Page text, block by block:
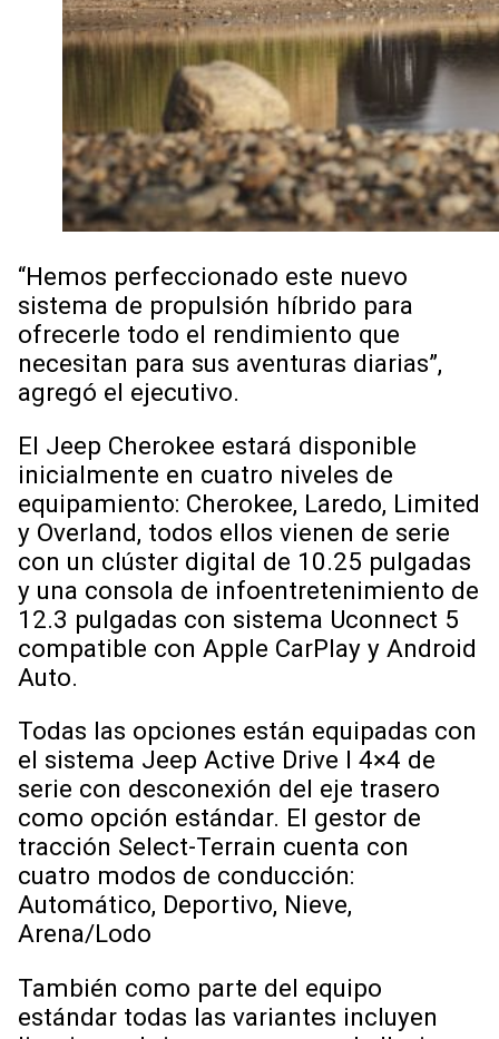
“Hemos perfeccionado este nuevo
sistema de propulsión híbrido para
ofrecerle todo el rendimiento que
necesitan para sus aventuras diarias”,
agregó el ejecutivo.
El Jeep Cherokee estará disponible
inicialmente en cuatro niveles de
equipamiento: Cherokee, Laredo, Limited
y Overland, todos ellos vienen de serie
con un clúster digital de 10.25 pulgadas
y una consola de infoentretenimiento de
12.3 pulgadas con sistema Uconnect 5
compatible con Apple CarPlay y Android
Auto.
Todas las opciones están equipadas con
el sistema Jeep Active Drive I 4×4 de
serie con desconexión del eje trasero
como opción estándar. El gestor de
tracción Select-Terrain cuenta con
cuatro modos de conducción:
Automático, Deportivo, Nieve,
Arena/Lodo
También como parte del equipo
estándar todas las variantes incluyen